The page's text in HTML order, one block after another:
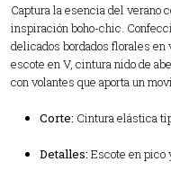
Captura la esencia del verano
inspiración boho-chic.
delicados bordados florales en
escote en V, cintura nido de
con volantes que aporta un
Corte: Cintura elástica
Detalles: Escote en pico